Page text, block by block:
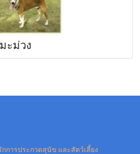
ะม่วง
การประกวดสุนัข และสัตว์เลี้ยง